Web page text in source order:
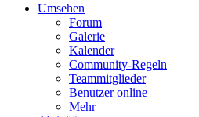
Umsehen
Forum
Galerie
Kalender
Community-Regeln
Teammitglieder
Benutzer online
Mehr